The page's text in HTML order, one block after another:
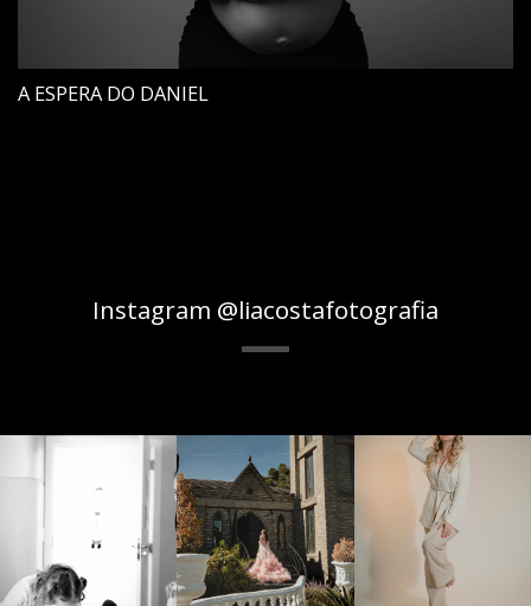
A ESPERA DO DANIEL
Instagram @liacostafotografia